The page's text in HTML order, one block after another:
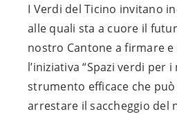
I Verdi del Ticino invitano
alle quali sta a cuore il
nostro Cantone a firmare
l’iniziativa “Spazi verdi per
strumento efficace che
arrestare il saccheggio